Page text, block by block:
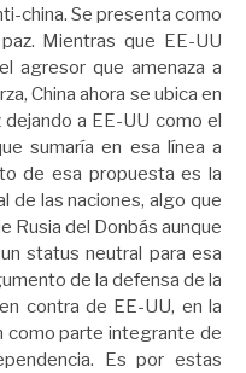
china. Se presenta como
Mientras que EE-UU
agresor que amenaza a
China ahora se ubica en
a EE-UU como el
sumaría en esa línea a
de esa propuesta es la
de las naciones, algo que
Rusia del Donbás aunque
status neutral para esa
de la defensa de la
contra de EE-UU, en la
como parte integrante de
Es por estas